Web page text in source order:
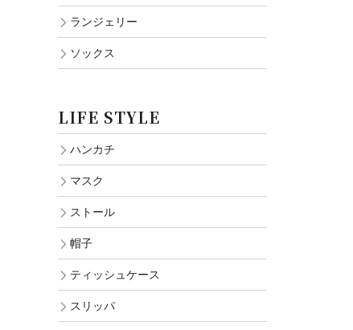
ランジェリー
ソックス
LIFE STYLE
ハンカチ
マスク
ストール
帽子
ティッシュケース
スリッパ